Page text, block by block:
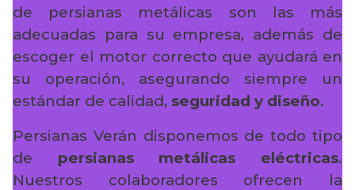
de persianas metálicas son las más
adecuadas para su empresa, además de
escoger el motor correcto que ayudará en
su operación, asegurando siempre un
estándar de calidad, seguridad y diseño.
Persianas Verán disponemos de todo tipo
de persianas metálicas eléctricas.
Nuestros colaboradores ofrecen la